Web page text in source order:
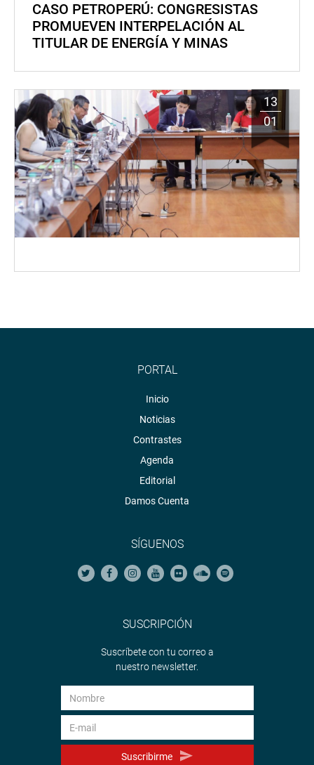
CASO PETROPERÚ: CONGRESISTAS
PROMUEVEN INTERPELACIÓN AL
TITULAR DE ENERGÍA Y MINAS
13
01
PORTAL
Inicio
Noticias
Contrastes
Agenda
Editorial
Damos Cuenta
SÍGUENOS
SUSCRIPCIÓN
Suscríbete con tu correo a
nuestro newsletter.
Suscribirme